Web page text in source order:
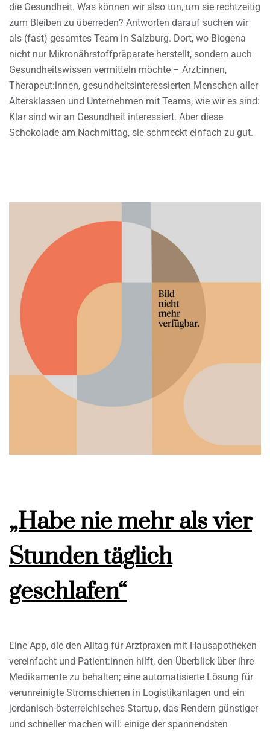
die Gesundheit. Was können wir also tun, um sie rechtzeitig
zum Bleiben zu überreden? Antworten darauf suchen wir
als (fast) gesamtes Team in Salzburg. Dort, wo Biogena
nicht nur Mikronährstoffpräparate herstellt, sondern auch
Gesundheitswissen vermitteln möchte – Ärzt:innen,
Therapeut:innen, gesundheitsinteressierten Menschen aller
Altersklassen und Unternehmen mit Teams, wie wir es sind:
Klar sind wir an Gesundheit interessiert. Aber diese
Schokolade am Nachmittag, sie schmeckt einfach zu gut.
„Habe nie mehr als vier
Stunden täglich
geschlafen“
Eine App, die den Alltag für Arztpraxen mit Hausapotheken
vereinfacht und Patient:innen hilft, den Überblick über ihre
Medikamente zu behalten; eine automatisierte Lösung für
verunreinigte Stromschienen in Logistikanlagen und ein
jordanisch-österreichisches Startup, das Rendern günstiger
und schneller machen will: einige der spannendsten